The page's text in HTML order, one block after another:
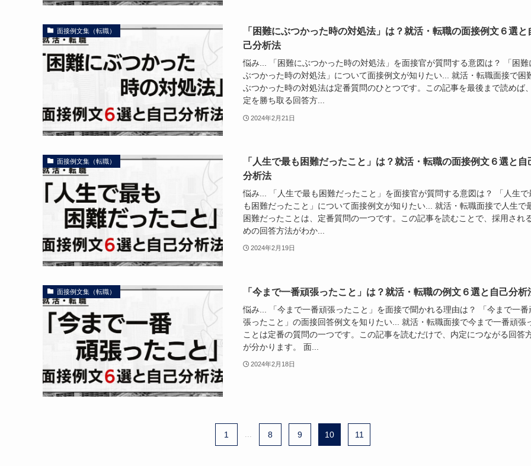
面接例文集（転職）
「困難にぶつかった時の対処法」は？就活・転職の面接例文６選と
己分析法
悩み... 「困難にぶつかった時の対処法」を面接官が質問する意図は？ 「困難
ぶつかった時の対処法」について面接例文が知りたい... 就活・転職面接で困
ぶつかった時の対処法は定番質問のひとつです。この記事を最後まで読めば
定を勝ち取る回答方...
2024年2月21日
面接例文集（転職）
「人生で最も困難だったこと」は？就活・転職の面接例文６選と自
分析法
悩み... 「人生で最も困難だったこと」を面接官が質問する意図は？ 「人生で
も困難だったこと」について面接例文が知りたい... 就活・転職面接で人生で
困難だったことは、定番質問の一つです。この記事を読むことで、採用され
めの回答方法がわか...
2024年2月19日
面接例文集（転職） 「今まで一番頑張ったこと」は？就活・転職の例文６選と自己分析
悩み... 「今まで一番頑張ったこと」を面接で聞かれる理由は？ 「今まで一番
張ったこと」の面接回答例文を知りたい... 就活・転職面接で今まで一番頑張
ことは定番の質問の一つです。この記事を読むだけで、内定につながる回答
が分かります。 面...
2024年2月18日
1 8 9 10 11